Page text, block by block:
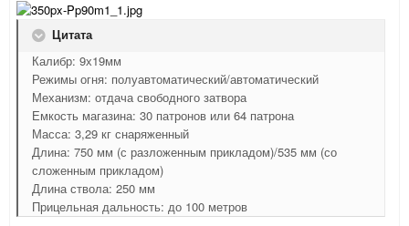
Цитата
Калибр: 9х19мм
Режимы огня: полуавтоматический/автоматический
Механизм: отдача свободного затвора
Емкость магазина: 30 патронов или 64 патрона
Масса: 3,29 кг снаряженный
Длина: 750 мм (с разложенным прикладом)/535 мм (со
сложенным прикладом)
Длина ствола: 250 мм
Прицельная дальность: до 100 метров